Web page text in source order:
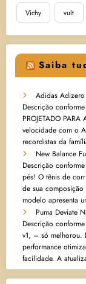
Vichy vult
Saiba
Adidas Adizero
Descrição
PROJETADO
velocidade com o
recordistas da
New Balance
Descrição
pés! O tênis de
de sua
modelo apresenta
Puma Deviate
Descrição
v1, – só melhorou.
performance
facilidade. A